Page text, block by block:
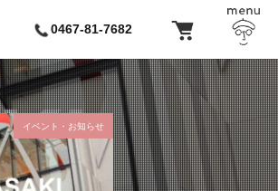
0467-81-7682
イベント・お知らせ